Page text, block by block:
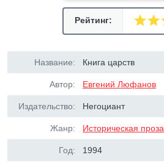
Рейтинг:
Название: Книга царств
Автор: Евгений Люфанов
Издательство: Негоциант
Жанр: Историческая проза
Год: 1994